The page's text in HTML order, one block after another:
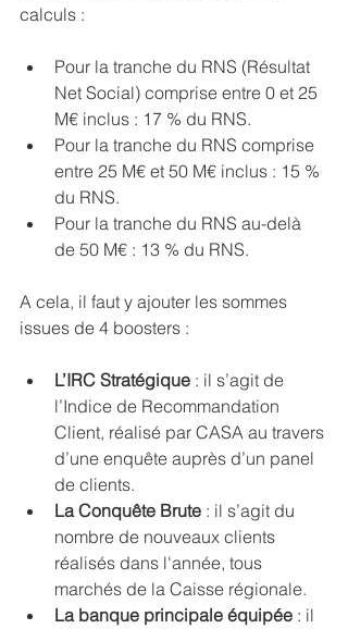
calculs :
Pour la tranche du RNS (Résultat
Net Social) comprise entre 0 et 25
M€ inclus : 17 % du RNS.
Pour la tranche du RNS comprise
entre 25 M€ et 50 M€ inclus : 15 %
du RNS.
Pour la tranche du RNS au-delà
de 50 M€ : 13 % du RNS.
A cela, il faut y ajouter les sommes
issues de 4 boosters :
L’IRC Stratégique : il s’agit de
l’Indice de Recommandation
Client, réalisé par CASA au travers
d’une enquête auprès d’un panel
de clients.
La Conquête Brute : il s’agit du
nombre de nouveaux clients
réalisés dans l'année, tous
marchés de la Caisse régionale.
La banque principale équipée : il